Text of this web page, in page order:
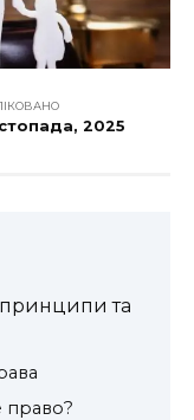
2025
та
право?